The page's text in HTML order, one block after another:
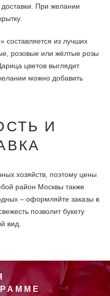
При желании
составляется из лучших
розовые или жёлтые розы
цветов выглядит
можно добавить
И
хозяйств, поэтому цены
район Москвы также
– оформляйте заказы в
позволит букету
вид.